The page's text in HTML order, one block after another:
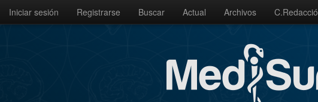
Iniciar sesión Registrarse Buscar Actual Archivos